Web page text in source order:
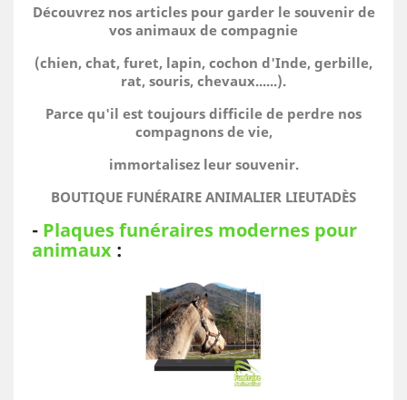
Découvrez nos articles pour garder le souvenir de
vos animaux de compagnie
(chien, chat, furet, lapin, cochon d'Inde, gerbille,
rat, souris, chevaux......).
Parce qu'il est toujours difficile de perdre nos
compagnons de vie,
immortalisez leur souvenir.
BOUTIQUE FUNÉRAIRE ANIMALIER LIEUTADÈS
- Plaques funéraires modernes pour
animaux :